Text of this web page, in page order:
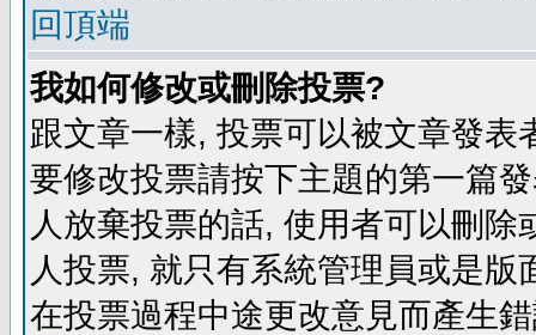
回頂端
我如何修改或刪除投票?
跟文章一樣, 投票可以被文章發
要修改投票請按下主題的第一篇
人放棄投票的話, 使用者可以刪
人投票, 就只有系統管理員或是
在投票過程中途更改意見而產生